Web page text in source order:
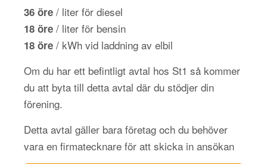
36 öre / liter för diesel
18 öre / liter för bensin
18 öre / kWh vid laddning av elbil
Om du har ett befintligt avtal hos St1 så kommer
du att byta till detta avtal där du stödjer din
förening.
Detta avtal gäller bara företag och du behöver
vara en firmatecknare för att skicka in ansökan